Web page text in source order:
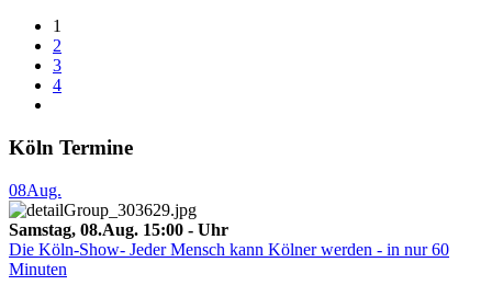
1
2
3
4
Köln Termine
08Aug.
Samstag, 08.Aug. 15:00 - Uhr
Die Köln-Show- Jeder Mensch kann Kölner werden - in nur 60
Minuten